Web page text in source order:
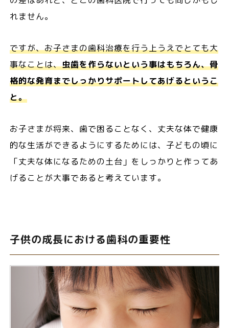
れません。
ですが、お子さまの歯科治療を行う上うえでとても大
事なことは、虫歯を作らないという事はもちろん、骨
格的な発育までしっかりサポートしてあげるというこ
と。
お子さまが将来、歯で困ることなく、丈夫な体で健康
的な生活ができるようにするためには、子どもの頃に
「丈夫な体になるための土台」をしっかりと作ってあ
げることが大事であると考えています。
子供の成長における歯科の重要性